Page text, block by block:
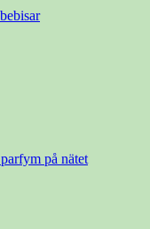
på nätet